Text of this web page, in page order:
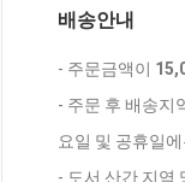
배송안내
- 주문금액이
- 주문 후 배송지
요일 및 공휴일
- 도서 산간 지역